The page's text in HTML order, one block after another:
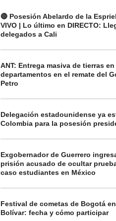
🔴 Posesión Abelardo de la
VIVO | Lo último en DIRECTO:
delegados a Cali
ANT: Entrega masiva de tierras en
departamentos en el remate del
Petro
Delegación estadounidense ya
Colombia para la posesión
Exgobernador de Guerrero
prisión acusado de ocultar
caso estudiantes en México
Festival de cometas de Bogotá
Bolívar: fecha y cómo participar